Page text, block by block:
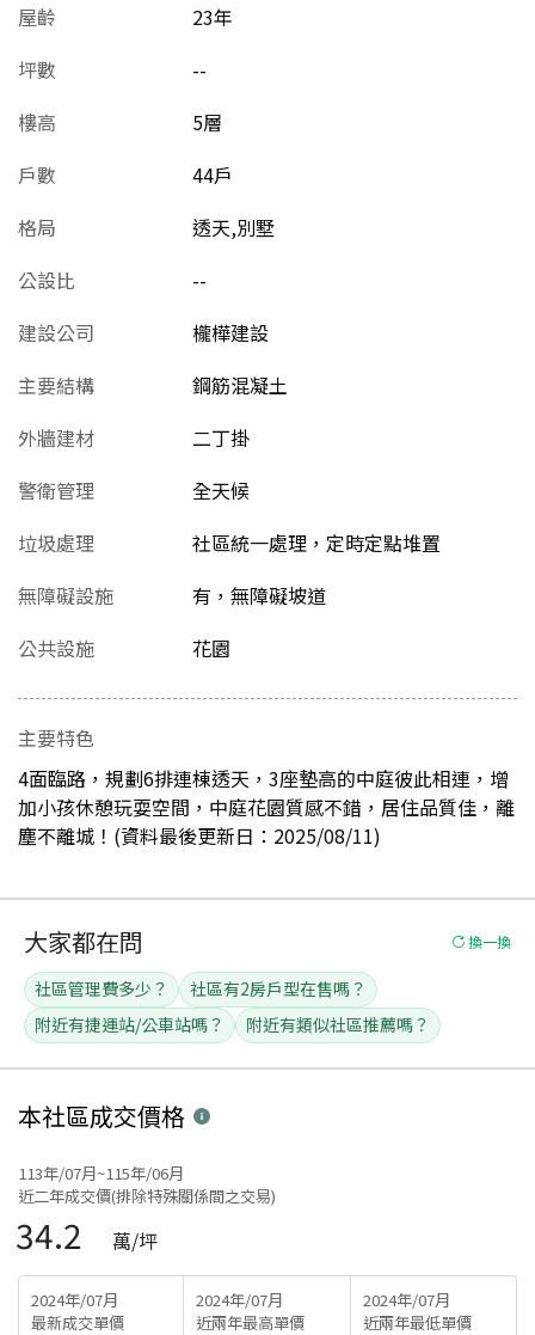
屋齡
23年
坪數
--
樓高
5層
戶數
44戶
格局
透天,別墅
公設比
--
建設公司
櫳樺建設
主要結構
鋼筋混凝土
外牆建材
二丁掛
警衛管理
全天候
垃圾處理
社區統一處理，定時定點堆置
無障礙設施
有，無障礙坡道
公共設施
花園
主要特色
4面臨路，規劃6排連棟透天，3座墊高的中庭彼此相連，增
加小孩休憩玩耍空間，中庭花園質感不錯，居住品質佳，離
塵不離城！(資料最後更新日：2025/08/11)
大家都在問 換一換
社區管理費多少？
社區有2房戶型在售嗎？
附近有捷運站/公車站嗎？
附近有類似社區推薦嗎？
本社區成交價格
113年/07月~115年/06月
近二年成交價(排除特殊關係間之交易)
34.2 萬/坪
2024年/07月
最新成交單價
2024年/07月
近兩年最高單價
2024年/07月
近兩年最低單價